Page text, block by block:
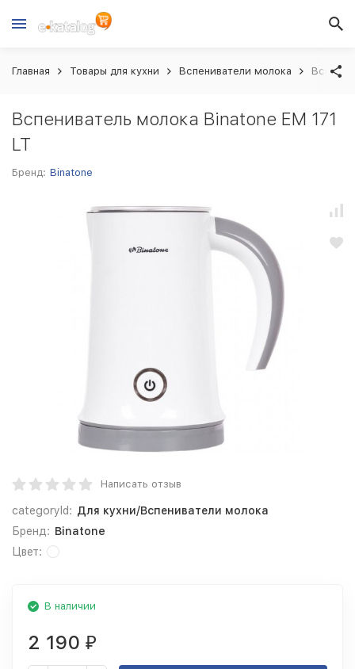
Главная Товары для кухни Вспениватели молока
Вспениватель молока Binatone EM 171
LT
Бренд: Binatone
Написать отзыв
categoryId: Для кухни/Вспениватели молока
Бренд: Binatone
Цвет:
В наличии
2 190 ₽